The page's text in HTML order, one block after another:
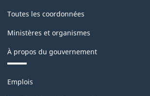
Toutes les coordonnées
Ministères et organismes
À propos du gouvernement
Thèmes
Emplois